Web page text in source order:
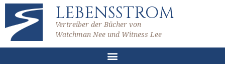
LEBENSSTROM
Vertreiber der Bücher von
Watchman Nee und Witness Lee